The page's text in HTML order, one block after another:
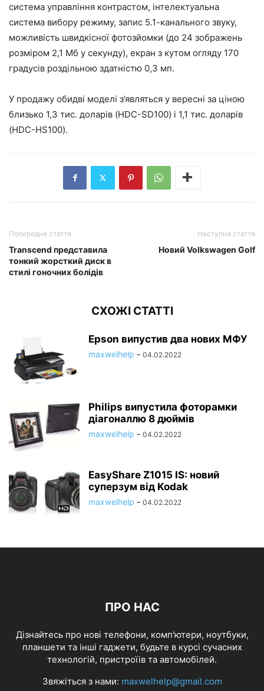
система управління контрастом, інтелектуальна
система вибору режиму, запис 5.1-канального звуку,
можливість швидкісної фотозйомки (до 24 зображень
розміром 2,1 Мб у секунду), екран з кутом огляду 170
градусів роздільною здатністю 0,3 мп.
У продажу обидві моделі з’являться у вересні за ціною
близько 1,3 тис. доларів (HDC-SD100) і 1,1 тис. доларів
(HDC-HS100).
Попередня стаття
Transcend представила
тонкий жорсткий диск в
стилі гоночних болідів
Наступна стаття
Новий Volkswagen Golf
СХОЖІ СТАТТІ
Epson випустив два нових МФУ
maxwelhelp - 04.02.2022
Philips випустила фоторамки
діагоналлю 8 дюймів
maxwelhelp - 04.02.2022
EasyShare Z1015 IS: новий
суперзум від Kodak
maxwelhelp - 04.02.2022
ПРО НАС
Дізнайтесь про нові телефони, комп'ютери, ноутбуки,
планшети та інші гаджети, будьте в курсі сучасних
технологій, пристроїів та автомобілей.
Звяжіться з нами: maxwelhelp@gmail.com